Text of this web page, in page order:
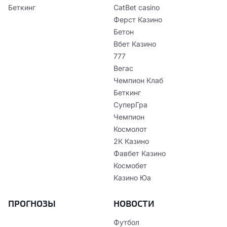
Беткинг
CatBet casino
Ферст Казино
Бетон
Вбет Казино
777
Вегас
Чемпион Клаб
Беткинг
СуперГра
Чемпион
Космолот
2К Казино
Фавбет Казино
Космобет
Казино Юа
ПРОГНОЗЫ НОВОСТИ
Футбол